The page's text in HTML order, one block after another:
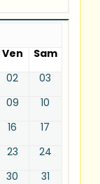
Ven
Sam
02
03
09
10
16
17
23
24
30 31